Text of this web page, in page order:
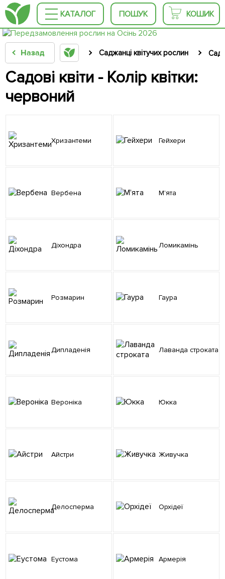
КАТАЛОГ ПОШУК КОШИК
Назад Саджанці квітучих рослин
Садові квіти - Колір квітки:
червоний
Хризантеми Гейхери
Вербена М'ята
Діхондра Ломикамінь
Розмарин Гаура
Дипладенія Лаванда строката
Вероніка Юкка
Айстри Живучка
Делосперма Орхідеї
Еустома Армерія